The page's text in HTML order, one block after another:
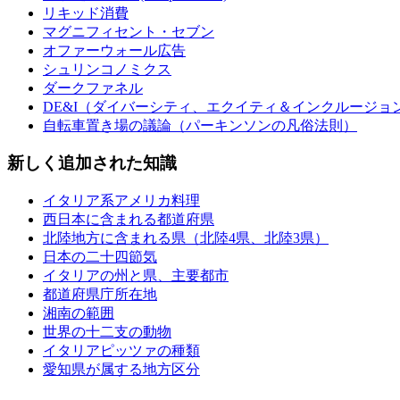
リキッド消費
マグニフィセント・セブン
オファーウォール広告
シュリンコノミクス
ダークファネル
DE&I（ダイバーシティ、エクイティ＆インクルージョ
自転車置き場の議論（パーキンソンの凡俗法則）
新しく追加された知識
イタリア系アメリカ料理
西日本に含まれる都道府県
北陸地方に含まれる県（北陸4県、北陸3県）
日本の二十四節気
イタリアの州と県、主要都市
都道府県庁所在地
湘南の範囲
世界の十二支の動物
イタリアピッツァの種類
愛知県が属する地方区分